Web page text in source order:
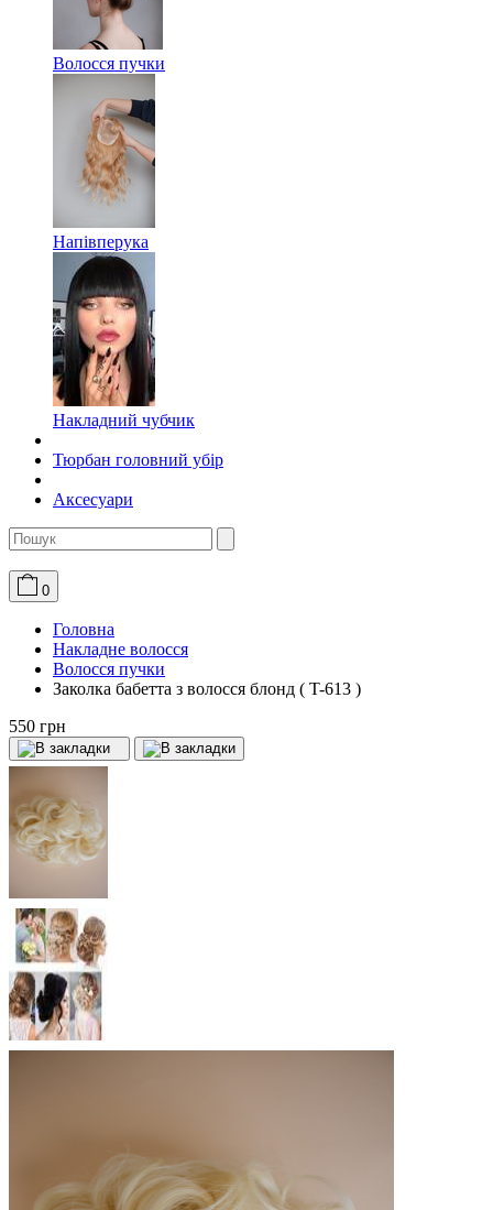
Волосся пучки
Напівперука
Накладний чубчик
Тюрбан головний убір
Аксесуари
0
Головна
Накладне волосся
Волосся пучки
Заколка бабетта з волосся блонд ( T-613 )
550 грн